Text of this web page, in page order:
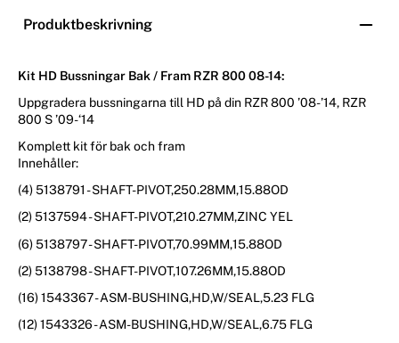
Produktbeskrivning
Kit HD Bussningar Bak / Fram RZR 800 08-14:
Uppgradera bussningarna till HD på din RZR 800 ’08-’14, RZR
800 S ’09-‘14
Komplett kit för bak och fram
Innehåller:
(4) 5138791 - SHAFT-PIVOT,250.28MM,15.88OD
(2) 5137594 - SHAFT-PIVOT,210.27MM,ZINC YEL
(6) 5138797 - SHAFT-PIVOT,70.99MM,15.88OD
(2) 5138798 - SHAFT-PIVOT,107.26MM,15.88OD
(16) 1543367 - ASM-BUSHING,HD,W/SEAL,5.23 FLG
(12) 1543326 - ASM-BUSHING,HD,W/SEAL,6.75 FLG